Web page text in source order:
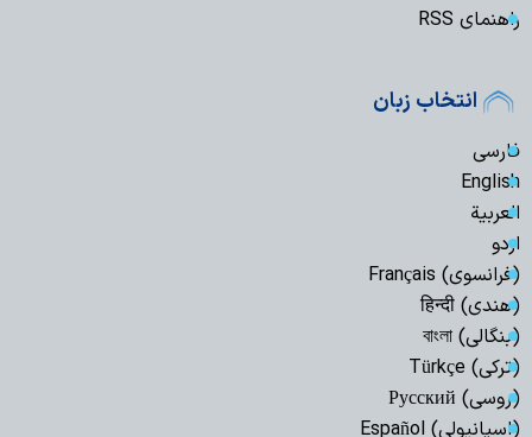
راهنمای RSS
انتخاب زبان
فارسی
English
العربیة
اردو
(فرانسوی) Français
(هندی) हिन्दी
(بنگالی) বাংলা
(ترکی) Türkçe
(روسی) Русский
(اسپانیولی) Español